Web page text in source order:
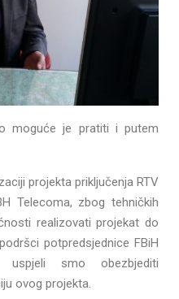
moguće je pratiti i putem
projekta priključenja RTV
Telecoma, zbog tehničkih
realizovati projekat do
potpredsjednice FBiH
uspjeli smo obezbjediti
ovog projekta.